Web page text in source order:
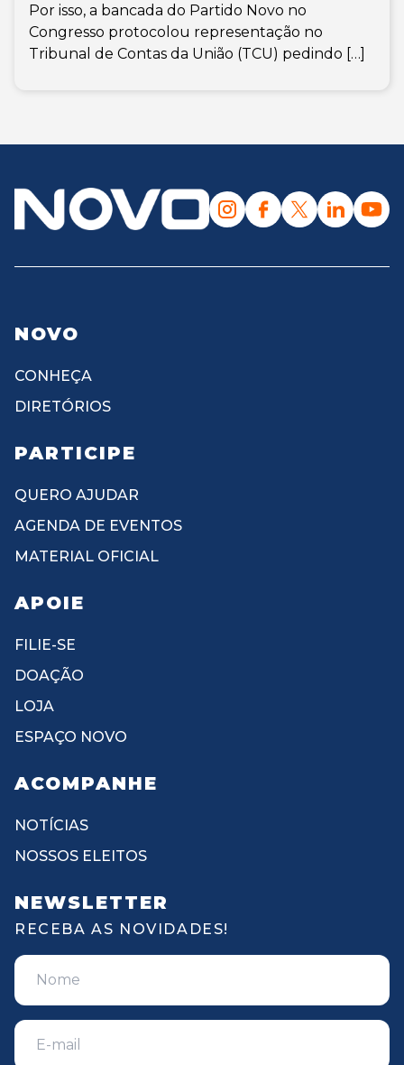
Por isso, a bancada do Partido Novo no
Congresso protocolou representação no
Tribunal de Contas da União (TCU) pedindo […]
NOVO
CONHEÇA
DIRETÓRIOS
PARTICIPE
QUERO AJUDAR
AGENDA DE EVENTOS
MATERIAL OFICIAL
APOIE
FILIE-SE
DOAÇÃO
LOJA
ESPAÇO NOVO
ACOMPANHE
NOTÍCIAS
NOSSOS ELEITOS
NEWSLETTER
RECEBA AS NOVIDADES!